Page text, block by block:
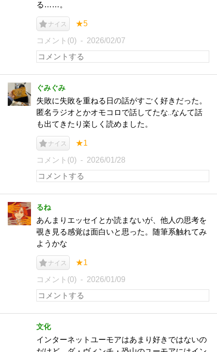
る……。
ナイス ★5
コメント(0) 2026/02/07
ぐみぐみ
失敗に失敗を重ねる日の話がすごく好きだった。
匿名ラジオとかオモコロで話してたな‥なんて話
も出てきたり楽しく読めました。
ナイス ★1
コメント(0) 2026/01/28
るね
あんまりエッセイとか読まないが、他人の思考を
覗き見る感覚は面白いと思った。随筆系触れてみ
ようかな
ナイス ★1
コメント(0) 2026/01/09
文化
インターネットユーモアはあまり好きではないの